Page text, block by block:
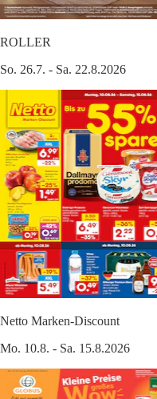
ROLLER
So. 26.7. - Sa. 22.8.2026
Netto Marken-Discount
Mo. 10.8. - Sa. 15.8.2026